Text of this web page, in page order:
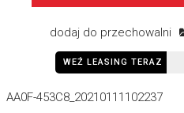
dodaj do przechowalni
WEŹ LEASING TERAZ
AA0F-453C8_20210111102237